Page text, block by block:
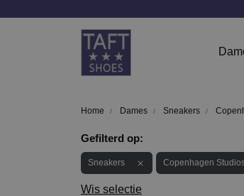
Home Dames Sneakers
Gefilterd op:
Sneakers Copenhagen
Wis selectie